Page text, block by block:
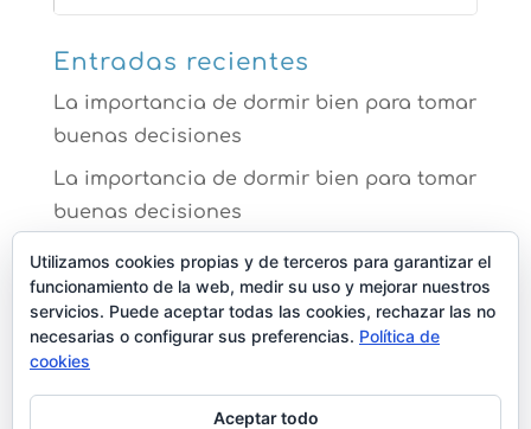
Entradas recientes
La importancia de dormir bien para tomar
buenas decisiones
La importancia de dormir bien para tomar
buenas decisiones
La ansiedad te impide dormir mejor
Comer bien para dormir mejor
Los efectos de no dormir que no sabías
que ya padecías
Utilizamos cookies propias y de terceros para garantizar el
funcionamiento de la web, medir su uso y mejorar nuestros
servicios. Puede aceptar todas las cookies, rechazar las no
necesarias o configurar sus preferencias. Política de
cookies
Aceptar todo